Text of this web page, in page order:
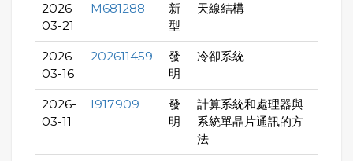
2026-
03-21
M681288
新
型
天線結構
2026-
03-16
202611459
發
明
冷卻系統
2026-
03-11
I917909
發
明
計算系統和處理器與
系統單晶片通訊的方
法